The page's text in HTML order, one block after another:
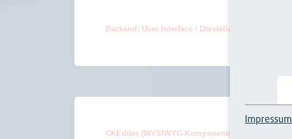
Backend: User-Interface / Darstellung (UI)
CKEditor (WYSIWYG-Komponente im Backend)
Impressum